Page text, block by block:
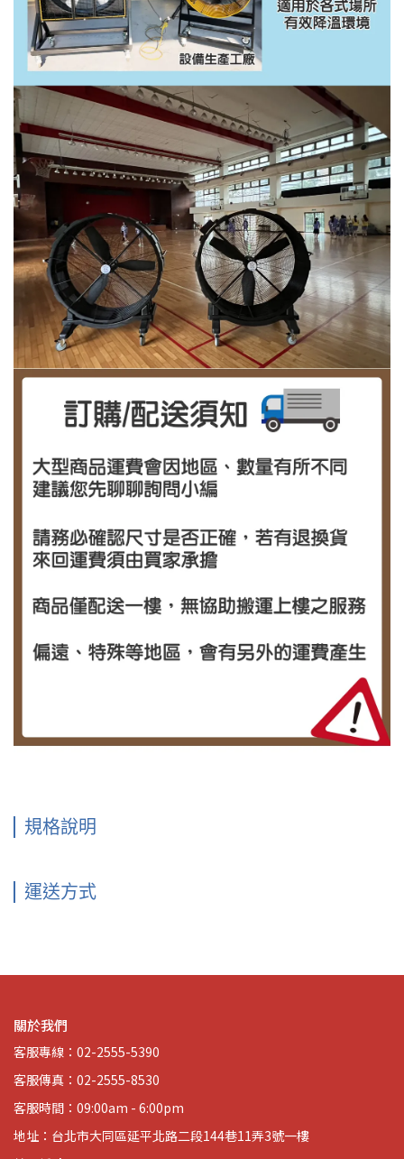
規格說明
運送方式
關於我們
客服專線：02-2555-5390
客服傳真：02-2555-8530
客服時間：09:00am - 6:00pm
地址：台北市大同區延平北路二段144巷11弄3號一樓